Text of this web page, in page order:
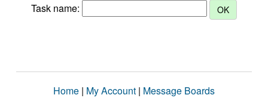
Task name:
Home | My Account | Message Boards